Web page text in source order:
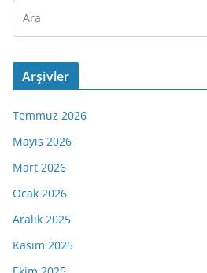
Arşivler
Temmuz 2026
Mayıs 2026
Mart 2026
Ocak 2026
Aralık 2025
Kasım 2025